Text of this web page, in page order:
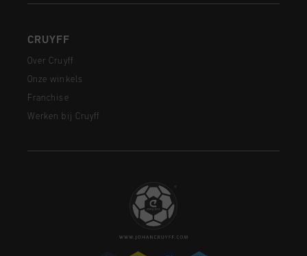
CRUYFF
Over Cruyff
Onze winkels
Franchise
Werken bij Cruyff